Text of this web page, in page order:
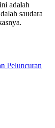
adalah
saudara
Peluncuran